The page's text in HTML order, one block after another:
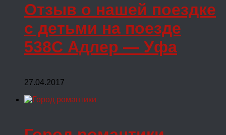
Отзыв о нашей поездке
с детьми на поезде
538С Адлер — Уфа
27.04.2017